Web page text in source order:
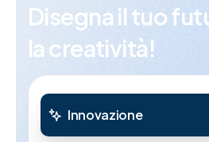
Disegnailtuo
lacreatività!
Innovazione